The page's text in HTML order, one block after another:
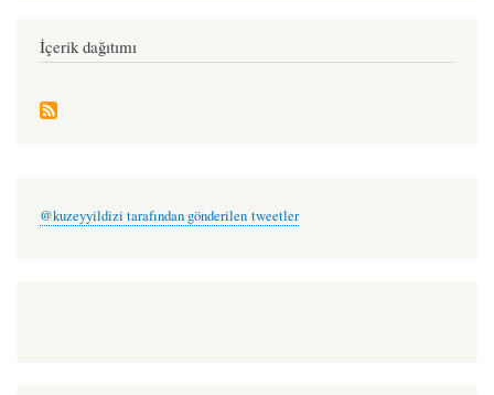
hamdi
İçerik dağıtımı
@kuzeyyildizi tarafından gönderilen tweetler